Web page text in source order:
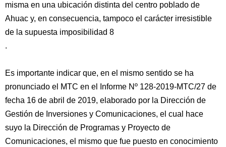
misma en una ubicación distinta del centro poblado de
Ahuac y, en consecuencia, tampoco el carácter irresistible
de la supuesta imposibilidad 8
.
Es importante indicar que, en el mismo sentido se ha
pronunciado el MTC en el Informe Nº 128-2019-MTC/27 de
fecha 16 de abril de 2019, elaborado por la Dirección de
Gestión de Inversiones y Comunicaciones, el cual hace
suyo la Dirección de Programas y Proyecto de
Comunicaciones, el mismo que fue puesto en conocimiento